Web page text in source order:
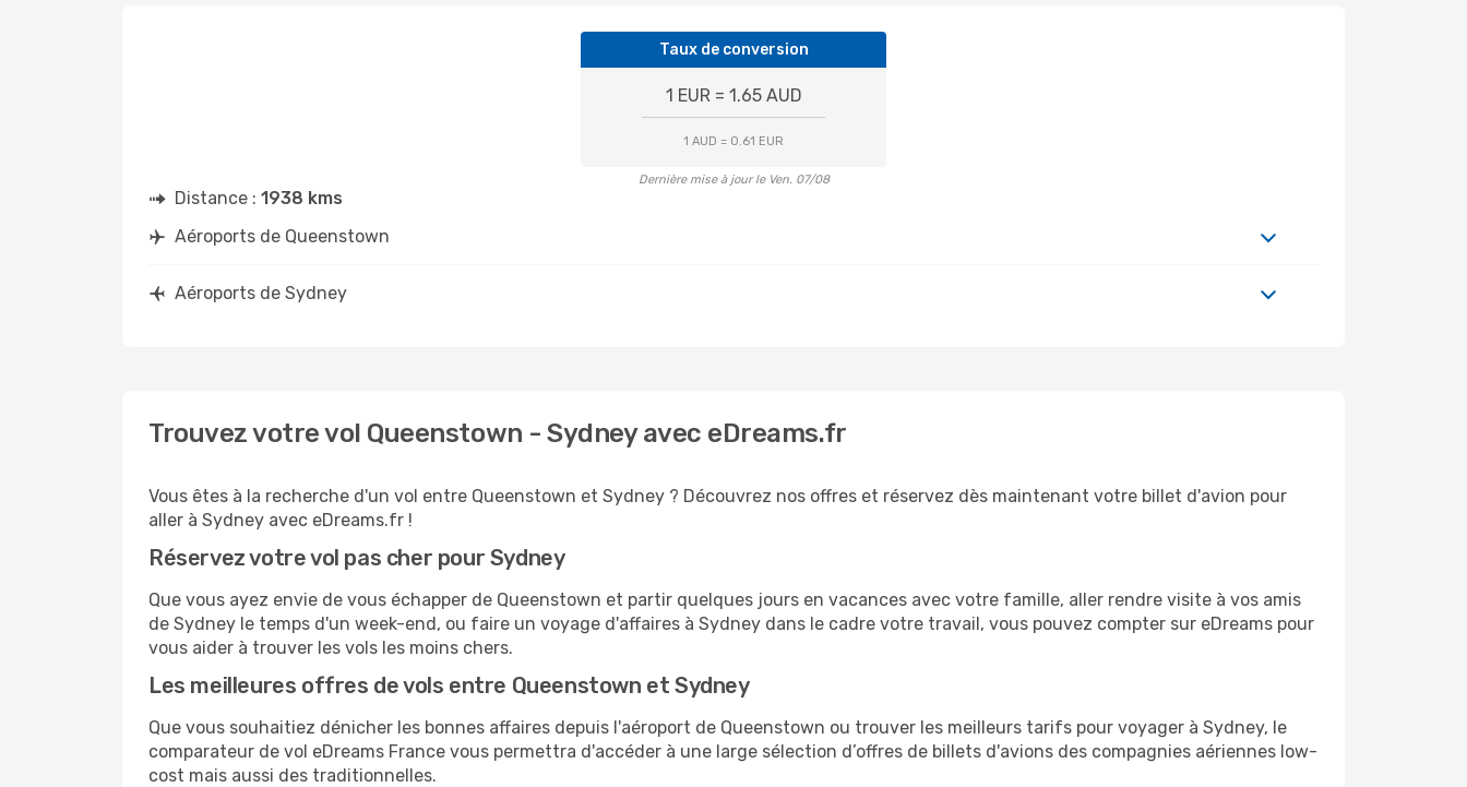
Taux de conversion
1 EUR = 1.65 AUD
1 AUD = 0.61 EUR
Dernière mise à jour le Ven. 07/08
Distance : 1938 kms
Aéroports de Queenstown
Aéroports de Sydney
Trouvez votre vol Queenstown - Sydney avec eDreams.fr
Vous êtes à la recherche d'un vol entre Queenstown et Sydney ? Découvrez nos offres et réservez dès maintenant votre billet d'avion pour
aller à Sydney avec eDreams.fr !
Réservez votre vol pas cher pour Sydney
Que vous ayez envie de vous échapper de Queenstown et partir quelques jours en vacances avec votre famille, aller rendre visite à vos amis
de Sydney le temps d'un week-end, ou faire un voyage d'affaires à Sydney dans le cadre votre travail, vous pouvez compter sur eDreams pour
vous aider à trouver les vols les moins chers.
Les meilleures offres de vols entre Queenstown et Sydney
Que vous souhaitiez dénicher les bonnes affaires depuis l'aéroport de Queenstown ou trouver les meilleurs tarifs pour voyager à Sydney, le
comparateur de vol eDreams France vous permettra d'accéder à une large sélection d’offres de billets d'avions des compagnies aériennes low-
cost mais aussi des traditionnelles.